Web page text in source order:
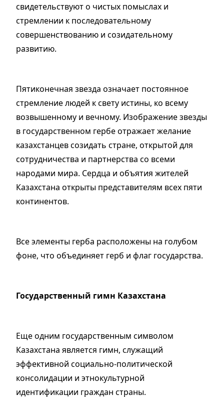
свидетельствуют о чистых помыслах и
стремлении к последовательному
совершенствованию и созидательному
развитию.
Пятиконечная звезда означает постоянное
стремление людей к свету истины, ко всему
возвышенному и вечному. Изображение звезды
в государственном гербе отражает желание
казахстанцев созидать стране, открытой для
сотрудничества и партнерства со всеми
народами мира. Сердца и объятия жителей
Казахстана открыты представителям всех пяти
континентов.
Все элементы герба расположены на голубом
фоне, что объединяет герб и флаг государства.
Государственный гимн Казахстана
Еще одним государственным символом
Казахстана является гимн, служащий
эффективной социально-политической
консолидации и этнокультурной
идентификации граждан страны.